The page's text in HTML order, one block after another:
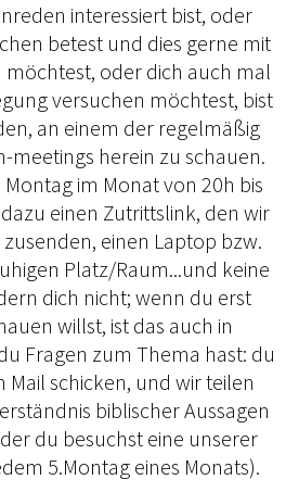
interessiert bist, oder
betest und dies gerne mit
oder dich auch mal
versuchen möchtest, bist
an einem der regelmäßig
herein zu schauen.
im Monat von 20h bis
einen Zutrittslink, den wir
einen Laptop bzw.
Platz/Raum...und keine
dich nicht; wenn du erst
willst, ist das auch in
Fragen zum Thema hast: du
Mail schicken, und wir teilen
biblischer Aussagen
du besuchst eine unserer
5.Montag eines Monats).